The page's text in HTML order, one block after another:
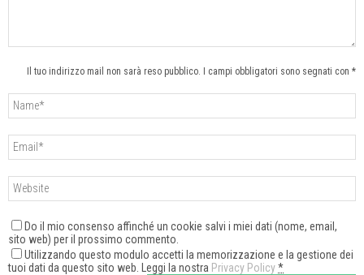
Il tuo indirizzo mail non sarà reso pubblico. I campi obbligatori sono segnati con *
Do il mio consenso affinché un cookie salvi i miei dati (nome, email,
sito web) per il prossimo commento.
Utilizzando questo modulo accetti la memorizzazione e la gestione dei
tuoi dati da questo sito web. Leggi la nostra Privacy Policy*